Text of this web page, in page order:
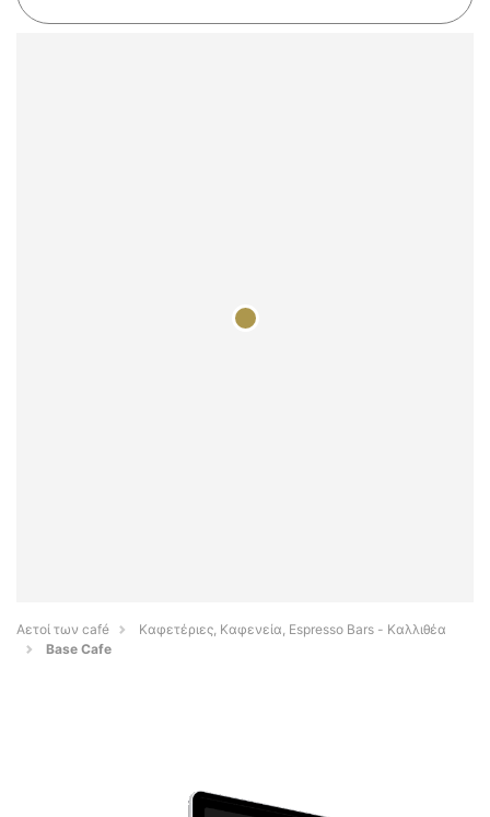
Αετοί των café
Καφετέριες, Καφενεία, Espresso Bars - Καλλιθέα
Base Cafe